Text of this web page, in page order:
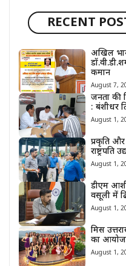
RECENT
अखिल
कमान
August 7,
जनता की
: बंशीधर
August 1,
प्रकृति
राष्ट्रपति
August 1,
डीएम
वसूली में
August 1,
मिस
का
August 1,